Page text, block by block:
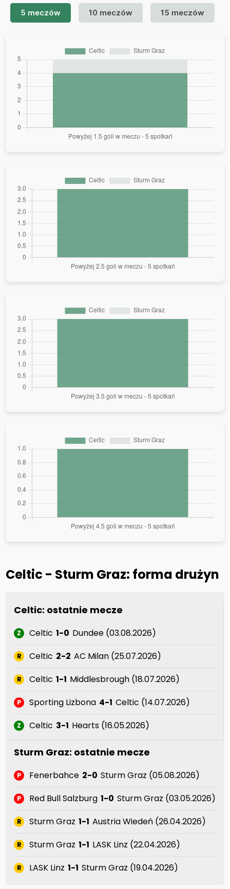
5 meczów 10 meczów 15 meczów
Celtic - Sturm Graz: forma drużyn
Celtic: ostatnie mecze
Z Celtic 1-0 Dundee (03.08.2026)
R Celtic 2-2 AC Milan (25.07.2026)
R Celtic 1-1 Middlesbrough (18.07.2026)
P Sporting Lizbona 4-1 Celtic (14.07.2026)
Z Celtic 3-1 Hearts (16.05.2026)
Sturm Graz: ostatnie mecze
P Fenerbahce 2-0 Sturm Graz (05.08.2026)
P Red Bull Salzburg 1-0 Sturm Graz (03.05.2026)
R Sturm Graz 1-1 Austria Wiedeń (26.04.2026)
R Sturm Graz 1-1 LASK Linz (22.04.2026)
R LASK Linz 1-1 Sturm Graz (19.04.2026)